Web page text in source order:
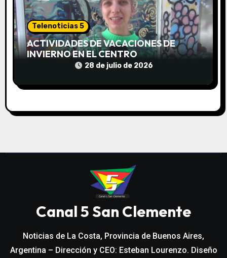
Telenoticias 5
ACTIVIDADES DE VACACIONES DE
INVIERNO EN EL CENTRO
COMUNITARIO EL TALA
28 de julio de 2026
Canal 5 San Clemente
Noticias de La Costa, Provincia de Buenos Aires,
Argentina – Dirección y CEO: Esteban Lourenzo. Diseño